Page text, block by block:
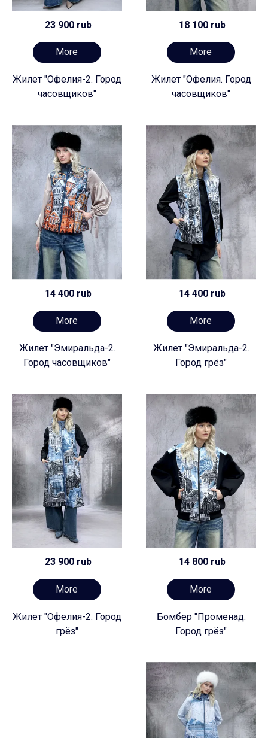
23 900 rub
More
Жилет "Офелия-2. Город
часовщиков"
18 100 rub
More
Жилет "Офелия. Город
часовщиков"
14 400 rub
More
Жилет "Эмиральда-2.
Город часовщиков"
14 400 rub
More
Жилет "Эмиральда-2.
Город грёз"
23 900 rub
More
Жилет "Офелия-2. Город
грёз"
14 800 rub
More
Бомбер "Променад.
Город грёз"